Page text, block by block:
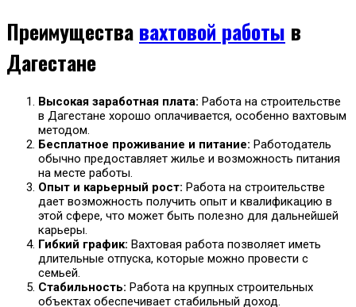
Преимущества вахтовой работы в
Дагестане
Высокая заработная плата: Работа на строительстве
в Дагестане хорошо оплачивается, особенно вахтовым
методом.
Бесплатное проживание и питание: Работодатель
обычно предоставляет жилье и возможность питания
на месте работы.
Опыт и карьерный рост: Работа на строительстве
дает возможность получить опыт и квалификацию в
этой сфере, что может быть полезно для дальнейшей
карьеры.
Гибкий график: Вахтовая работа позволяет иметь
длительные отпуска, которые можно провести с
семьей.
Стабильность: Работа на крупных строительных
объектах обеспечивает стабильный доход.